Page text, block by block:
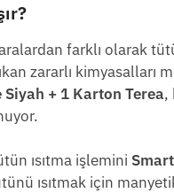
farklı olarak
zararlı kimyasalları
Siyah + 1 Karton Terea,
ısıtma işlemini
ısıtmak için